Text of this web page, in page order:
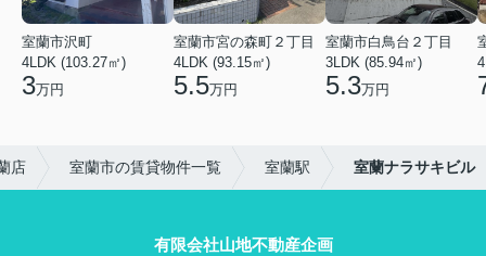
室蘭市沢町
4LDK (103.27㎡)
3万円
室蘭市宮の森町２丁目
4LDK (93.15㎡)
5.5万円
室蘭市白鳥台２丁目
3LDK (85.94㎡)
5.3万円
店 室蘭市の賃貸物件一覧 室蘭駅 室蘭ナラサキビル
有限会社山地不動産企画